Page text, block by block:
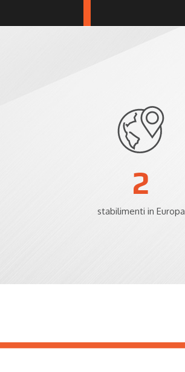
2
stabilimenti in Europa